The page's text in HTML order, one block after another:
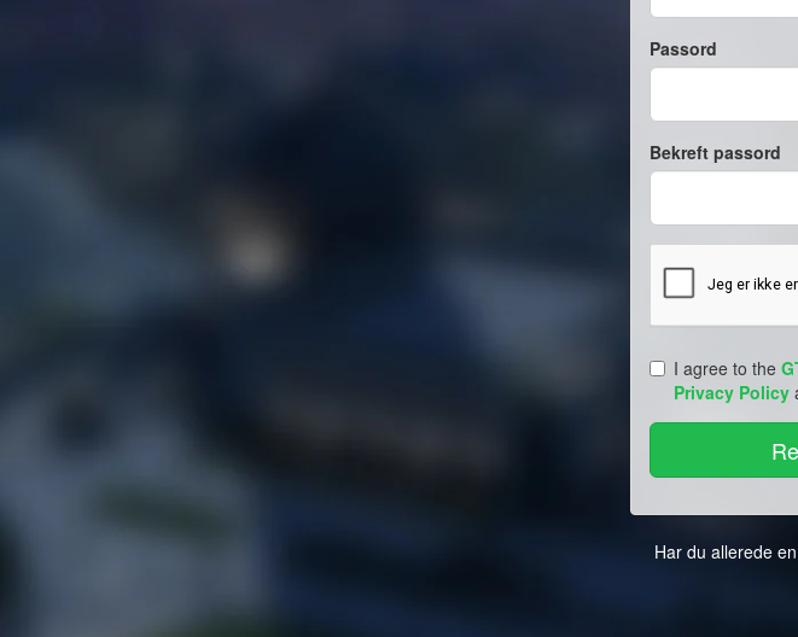
Passord
Bekreft passord
I agree to the
Privacy Policy
Har du allerede